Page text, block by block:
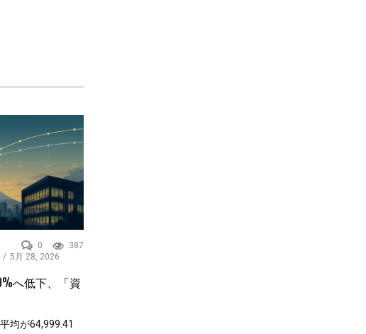
387
0
/ 5月 28, 2026
へ低下、「資
均が64,999.41